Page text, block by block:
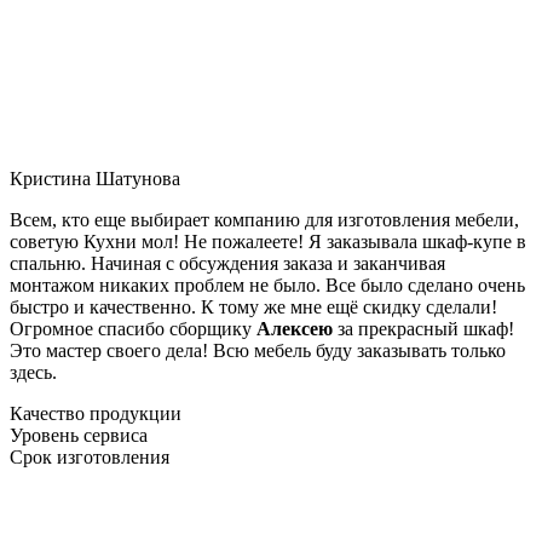
Кристина Шатунова
Всем, кто еще выбирает компанию для изготовления мебели,
советую Кухни мол! Не пожалеете! Я заказывала шкаф-купе в
спальню. Начиная с обсуждения заказа и заканчивая
монтажом никаких проблем не было. Все было сделано очень
быстро и качественно. К тому же мне ещё скидку сделали!
Огромное спасибо сборщику Алексею за прекрасный шкаф!
Это мастер своего дела! Всю мебель буду заказывать только
здесь.
Качество продукции
Уровень сервиса
Срок изготовления